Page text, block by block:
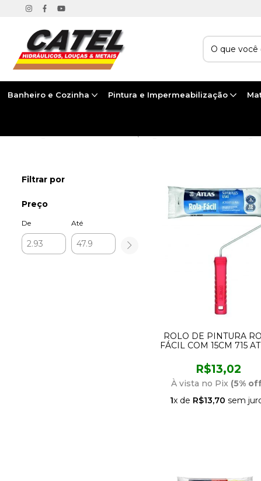
Banheiro e Cozinha Pintura e Impermeabilização
Filtrar por
Preço
De Até
ROLO DE PINTURA
FÁCIL COM 15CM 715
R$13,02
À vista no Pix (5%
1x de R$13,70 sem